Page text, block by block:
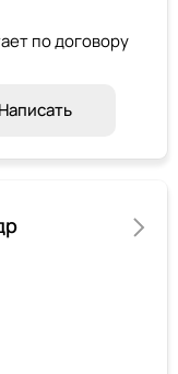
по договору
Написать